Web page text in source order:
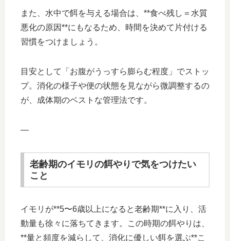
また、水中で餌を与える場合は、**食べ残し＝水質
悪化の原因**にもなるため、時間を決めて片付ける
習慣をつけましょう。
目安として「お腹がうっすら膨らむ程度」でストッ
プ。消化の様子や便の状態を見ながら微調整するの
が、成体期のベストな管理法です。
—
老齢期のイモリの餌やりで気をつけたい
こと
イモリが**5〜6歳以上になると老齢期**に入り、活
動量も徐々に落ちてきます。この時期の餌やりは、
**量と頻度を減らして、消化に優しい餌を選ぶ**こ